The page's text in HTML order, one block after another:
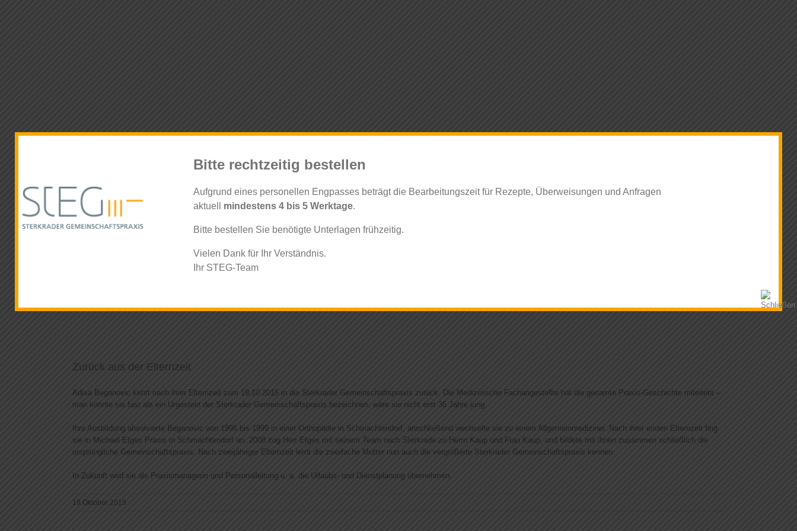
Zurück aus der Elternzeit
Adisa Beganovic kehrt nach ihrer Elternzeit zum 19.10.2015 in die Sterkrader Gemeinschaftspraxis zurück. Die Medizinische Fachangestellte hat die gesamte Praxis-Geschichte miterlebt –
man könnte sie fast als ein Urgestein der Sterkrader Gemeinschaftspraxis bezeichnen, wäre sie nicht erst 36 Jahre jung.
Ihre Ausbildung absolvierte Beganovic von 1996 bis 1999 in einer Orthopädie in Schmachtendorf, anschließend wechselte sie zu einem Allgemeinmediziner. Nach ihrer ersten Elternzeit fing
sie in Michael Etges Praxis in Schmachtendorf an. 2008 zog Herr Etges mit seinem Team nach Sterkrade zu Herrn Kaup und Frau Kaup, und bildete mit ihnen zusammen schließlich die
ursprüngliche Gemeinschaftspraxis. Nach zweijähriger Elternzeit lernt die zweifache Mutter nun auch die vergrößerte Sterkrader Gemeinschaftspraxis kennen.
In Zukunft wird sie als Praxismanagerin und Personalleitung u. a. die Urlaubs- und Dienstplanung übernehmen.
19.Oktober 2015
Bitte rechtzeitig bestellen
Aufgrund eines personellen Engpasses beträgt die Bearbeitungszeit für Rezepte, Überweisungen und Anfragen
aktuell mindestens 4 bis 5 Werktage.
Bitte bestellen Sie benötigte Unterlagen frühzeitig.
Vielen Dank für Ihr Verständnis.
Ihr STEG-Team